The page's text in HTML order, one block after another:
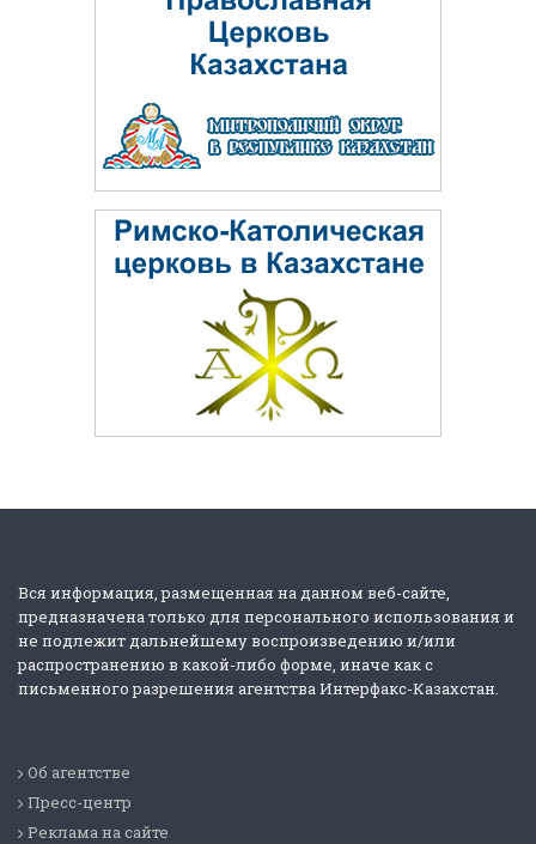
Вся информация, размещенная на данном веб-сайте,
предназначена только для персонального использования и
не подлежит дальнейшему воспроизведению и/или
распространению в какой-либо форме, иначе как с
письменного разрешения агентства Интерфакс-Казахстан.
Об агентстве
Пресс-центр
Реклама на сайте